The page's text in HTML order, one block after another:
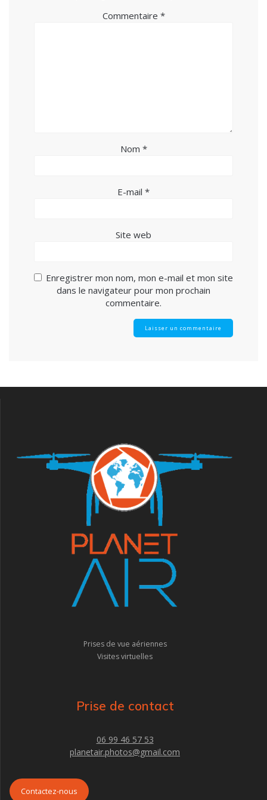
Commentaire *
Nom *
E-mail *
Site web
Enregistrer mon nom, mon e-mail et mon site
dans le navigateur pour mon prochain
commentaire.
Prises de vue aériennes
Visites virtuelles
Prise de contact
06 99 46 57 53
planetair.photos@gmail.com
Contactez-nous